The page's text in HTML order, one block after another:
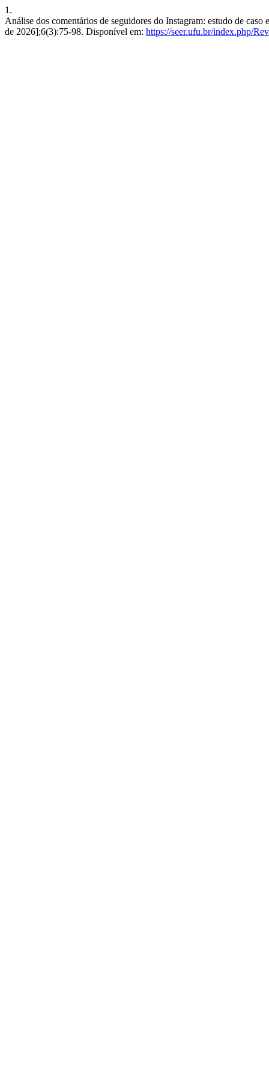
1.
Análise dos comentários de seguidores do Instagram: estudo de
de 2026];6(3):75-98. Disponível em: https://seer.ufu.br/index.php/